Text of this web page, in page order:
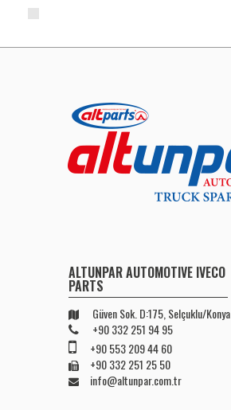
ALTUNPAR AUTOMOTIVE IVECO
PARTS
Güven Sok. D:175, Selçuklu/Konya
+90 332 251 94 95
+90 553 209 44 60
+90 332 251 25 50
info@altunpar.com.tr